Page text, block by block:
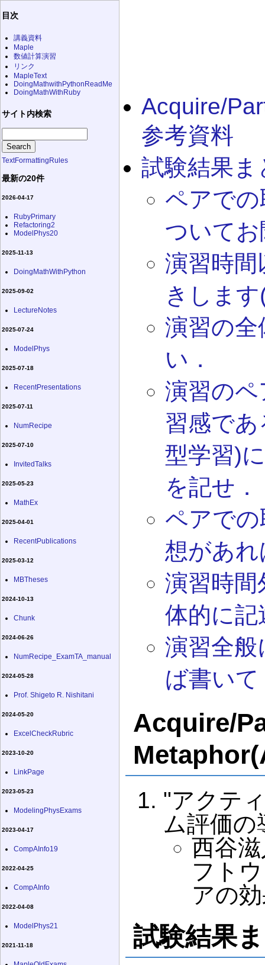
Acquire/
参考資料
試験結果
ペアで
ついて
演習時
きしま
演習の
い．
演習の
習感で
型学習)
を記せ．
ペアで
想があ
演習時
体的に
演習全
ば書い
Acquire/
"アクテ
ム評価の
西谷
フト
アの
試験結果
目次
講義資料
Maple
数値計算演習
リンク
MapleText
DoingMathwithPythonReadMe
DoingMathWithRuby
サイト内検索
TextFormattingRules
最新の20件
2026-04-17
RubyPrimary
Refactoring2
ModelPhys20
2025-11-13
DoingMathWithPython
2025-09-02
LectureNotes
2025-07-24
ModelPhys
2025-07-18
RecentPresentations
2025-07-11
NumRecipe
2025-07-10
InvitedTalks
2025-05-23
MathEx
2025-04-01
RecentPublications
2025-03-12
MBTheses
2024-10-13
Chunk
2024-06-26
NumRecipe_ExamTA_manual
2024-05-28
Prof. Shigeto R. Nishitani
2024-05-20
ExcelCheckRubric
2023-10-20
LinkPage
2023-05-23
ModelingPhysExams
2023-04-17
CompAInfo19
2022-04-25
CompAInfo
2022-04-08
ModelPhys21
2021-11-18